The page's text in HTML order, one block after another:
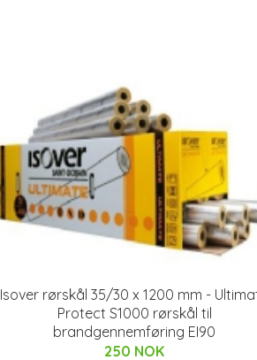
Isover rørskål 35/30 x 1200 mm -
Protect S1000 rørskål til
brandgennemføring EI90
250 NOK